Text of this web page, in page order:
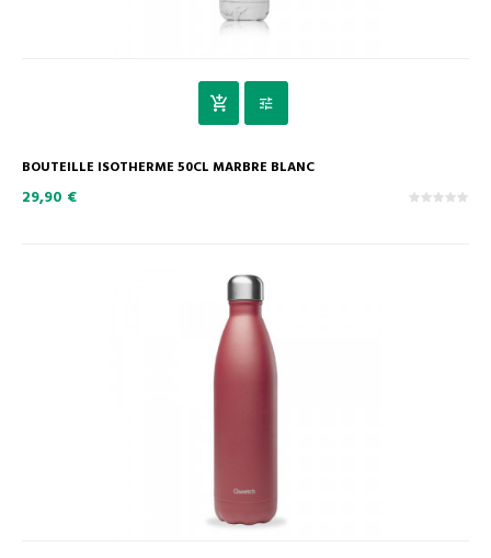
BOUTEILLE ISOTHERME 50CL MARBRE BLANC
29,90 €